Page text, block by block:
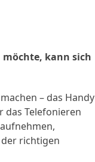
kann sich
– das Handy
das Telefonieren
richtigen